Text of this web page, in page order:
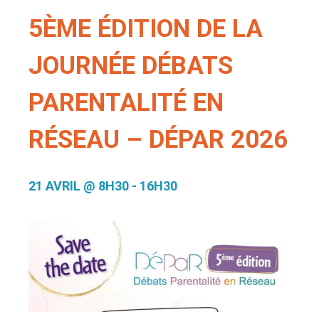
5ÈME ÉDITION DE LA
JOURNÉE DÉBATS
PARENTALITÉ EN
RÉSEAU – DÉPAR 2026
21 AVRIL @ 8H30 - 16H30